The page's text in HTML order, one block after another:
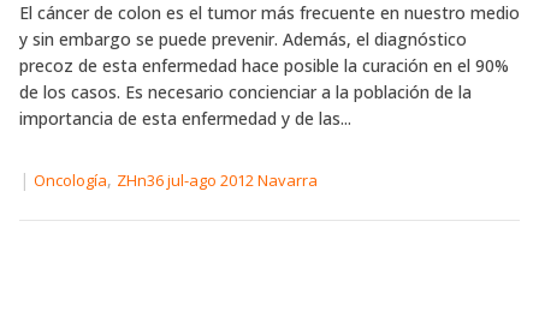
El cáncer de colon es el tumor más frecuente en nuestro medio
y sin embargo se puede prevenir. Además, el diagnóstico
precoz de esta enfermedad hace posible la curación en el 90%
de los casos. Es necesario concienciar a la población de la
importancia de esta enfermedad y de las...
| Oncología, ZHn36 jul-ago 2012 Navarra